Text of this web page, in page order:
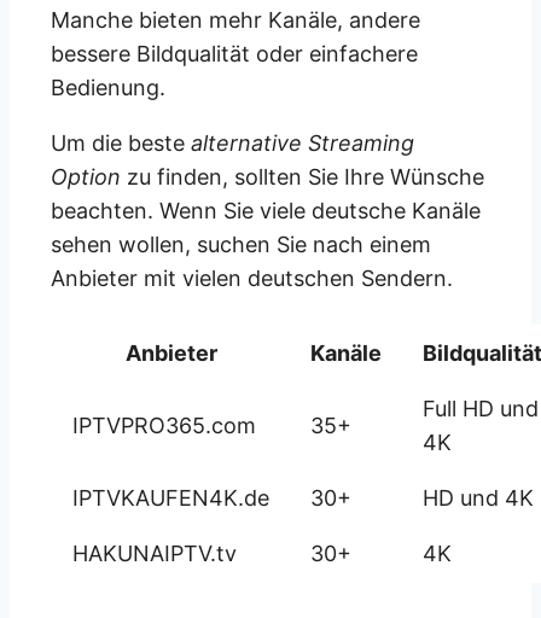
Manche bieten mehr Kanäle, andere
bessere Bildqualität oder einfachere
Bedienung.
Um die beste alternative Streaming
Option zu finden, sollten Sie Ihre Wünsche
beachten. Wenn Sie viele deutsche Kanäle
sehen wollen, suchen Sie nach einem
Anbieter mit vielen deutschen Sendern.
Anbieter Kanäle Bildqualität
IPTVPRO365.com 35+
Full HD und
4K
IPTVKAUFEN4K.de 30+ HD und 4K
HAKUNAIPTV.tv 30+ 4K